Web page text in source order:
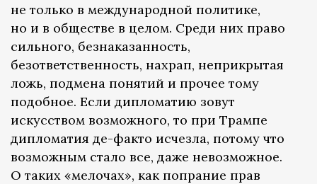
не только в международной политике,
но и в обществе в целом. Среди них право
сильного, безнаказанность,
безответственность, нахрап, неприкрытая
ложь, подмена понятий и прочее тому
подобное. Если дипломатию зовут
искусством возможного, то при Трампе
дипломатия де-факто исчезла, потому что
возможным стало все, даже невозможное.
О таких «мелочах», как попрание прав